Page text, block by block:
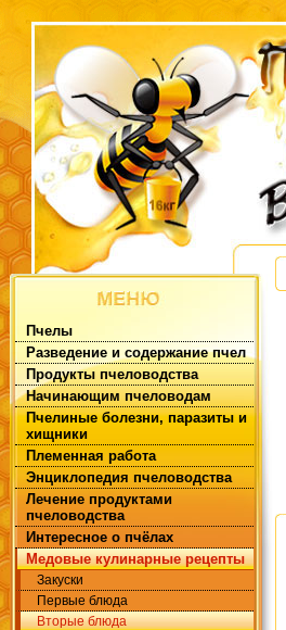
Пчелы
Разведение и содержание пчел
Продукты пчеловодства
Начинающим пчеловодам
Пчелиные болезни, паразиты и
хищники
Племенная работа
Энциклопедия пчеловодства
Лечение продуктами
пчеловодства
Интересное о пчёлах
Медовые кулинарные рецепты
Закуски
Первые блюда
Вторые блюда